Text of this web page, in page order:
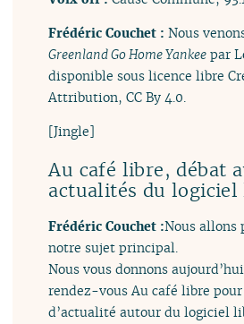
Frédéric Couchet :Nous
Greenland Go Home Yankee par
disponible sous licence libre
Attribution, CC By 4.0.
[Jingle]
Au café libre, débat
actualités du logiciel
Frédéric Couchet :Nous allons
notre sujet principal.
Nous vous donnons
rendez-vous Au café libre
d’actualité autour du logiciel